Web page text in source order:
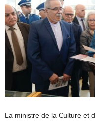
La ministre de la Culture et